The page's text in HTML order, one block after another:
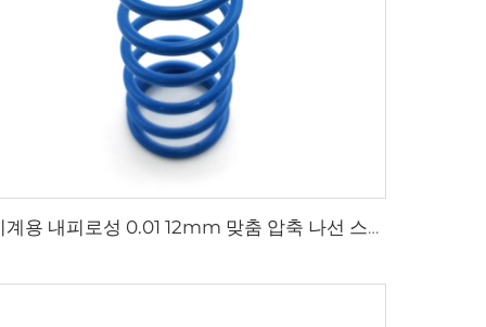
기계용 내피로성 0.01 12mm 맞춤 압축 나선 스프링